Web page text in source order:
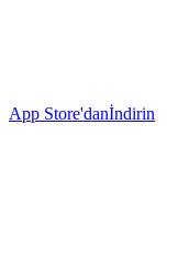
App Store'danİndirin